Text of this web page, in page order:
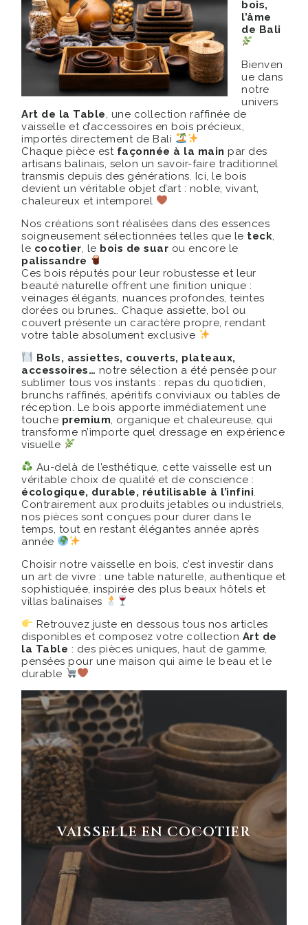
bois,
l’âme
de Bali
Bienven
ue dans
notre
univers
Art de la Table, une collection raffinée de
vaisselle et d’accessoires en bois précieux,
importés directement de Bali
Chaque pièce est façonnée à la main par des
artisans balinais, selon un savoir-faire traditionnel
transmis depuis des générations. Ici, le bois
devient un véritable objet d’art : noble, vivant,
chaleureux et intemporel
Nos créations sont réalisées dans des essences
soigneusement sélectionnées telles que le teck,
le cocotier, le bois de suar ou encore le
palissandre
Ces bois réputés pour leur robustesse et leur
beauté naturelle offrent une finition unique :
veinages élégants, nuances profondes, teintes
dorées ou brunes… Chaque assiette, bol ou
couvert présente un caractère propre, rendant
votre table absolument exclusive
Bols, assiettes, couverts, plateaux,
accessoires… notre sélection a été pensée pour
sublimer tous vos instants : repas du quotidien,
brunchs raffinés, apéritifs conviviaux ou tables de
réception. Le bois apporte immédiatement une
touche premium, organique et chaleureuse, qui
transforme n’importe quel dressage en expérience
visuelle
Au-delà de l’esthétique, cette vaisselle est un
véritable choix de qualité et de conscience :
écologique, durable, réutilisable à l’infini.
Contrairement aux produits jetables ou industriels,
nos pièces sont conçues pour durer dans le
temps, tout en restant élégantes année après
année
Choisir notre vaisselle en bois, c’est investir dans
un art de vivre : une table naturelle, authentique et
sophistiquée, inspirée des plus beaux hôtels et
villas balinaises
Retrouvez juste en dessous tous nos articles
disponibles et composez votre collection Art de
la Table : des pièces uniques, haut de gamme,
pensées pour une maison qui aime le beau et le
durable
VAISSELLE EN COCOTIER